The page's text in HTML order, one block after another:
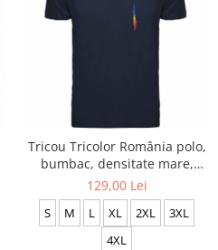
Tricou Tricolor România polo,
bumbac, densitate mare,
culoare bleumarin, CRP88
129,00 Lei
S M L XL 2XL
3XL
4XL